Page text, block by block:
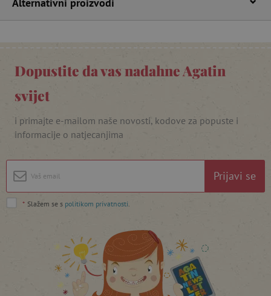
Dopustite da vas nadahne Agatin
svijet
i primajte e-mailom naše novosti, kodove za popuste i
informacije o natjecanjima
Prijavi se
* Slažem se s politikom privatnosti
lastVisitedProduct www.agatinsvijet.hr